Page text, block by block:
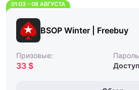
01:03 - 08 АВГУСТА
BSOP Winter | Freebuy
Призовые:
33 $